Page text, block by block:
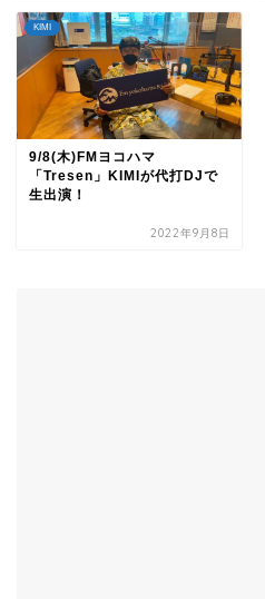
KIMI
9/8(木)FMヨコハマ
「Tresen」KIMIが代打DJで
生出演！
2022年9月8日